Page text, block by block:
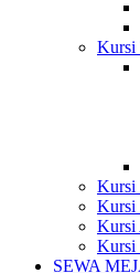
Kursi
Kursi
Kursi
Kursi
Kursi
SEWA